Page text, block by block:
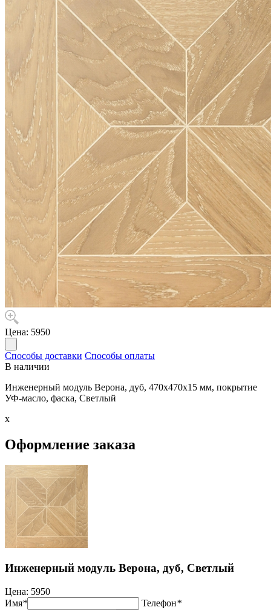
Цена: 5950
Способы доставки Способы оплаты
В наличии
Инженерный модуль Верона, дуб, 470х470х15 мм, покрытие
УФ-масло, фаска, Светлый
x
Оформление заказа
Инженерный модуль Верона, дуб, Светлый
Цена: 5950
Имя* Телефон*